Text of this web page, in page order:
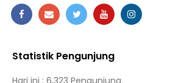
Statistik Pengunjung
Hari ini : 6,323 Pengunjung.